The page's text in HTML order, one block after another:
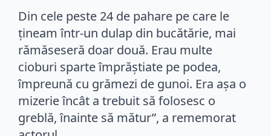
Din cele peste 24 de pahare pe care le
țineam într-un dulap din bucătărie, mai
rămăseseră doar două. Erau multe
cioburi sparte împrăștiate pe podea,
împreună cu grămezi de gunoi. Era așa o
mizerie încât a trebuit să folosesc o
greblă, înainte să mătur”, a rememorat